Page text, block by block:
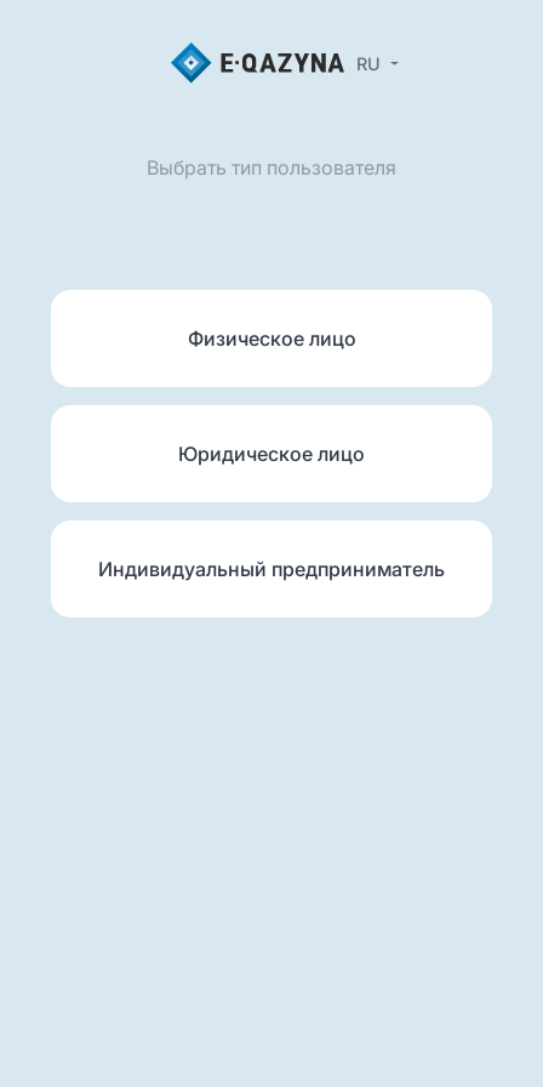
RU
Выбрать тип пользователя
Физическое лицо
Юридическое лицо
Индивидуальный предприниматель